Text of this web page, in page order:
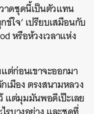
าดชุดนี้เป็นตัวแทน
ข์ใจ’ เปรียบเสมือนกับ
หรือห้วงเวลาแห่ง
ต่ก่อนเขาจะออกมา
เมือง ตรงสนามหลวง
แต่มุมมันพอดีเป๊ะเลย